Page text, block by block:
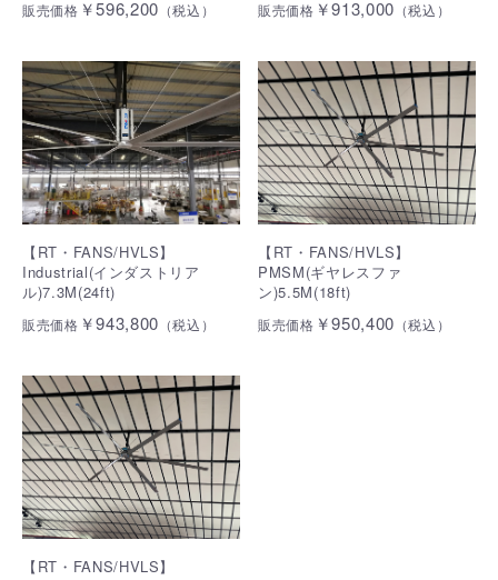
販売価格 ￥596,200 （税込） 販売価格 ￥913,000 （税込）
【RT・FANS/HVLS】
Industrial(インダストリア
ル)7.3M(24ft)
販売価格 ￥943,800 （税込）
【RT・FANS/HVLS】
PMSM(ギヤレスファ
ン)5.5M(18ft)
販売価格 ￥950,400 （税込）
【RT・FANS/HVLS】